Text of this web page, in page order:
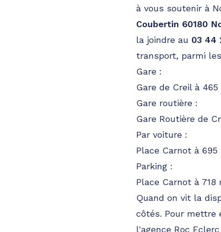
Roc Eclerc
01 87 58 33 80
A votre écoute 24h/24 7j/7
93600 Aulnay-sous-Bois
01 87 58 35 63
A votre écoute 24h/24 7j/7
à vous soutenir à
Coubertin 60180
la joindre au 03 44
transport, parmi
Gare :
Gare de Creil à 465
Gare routière :
Gare Routière de
Par voiture :
Place Carnot à 695
Parking :
Place Carnot à 718
Quand on vit la
côtés. Pour mettre
l'agence Roc